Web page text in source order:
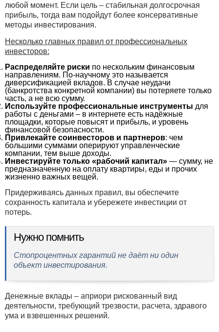
любой момент. Если цель – стабильная долгосрочная
прибыль, тогда вам подойдут более консервативные
методы инвестирования.
Несколько главных правил от профессиональных
инвесторов:
Распределяйте риски по нескольким финансовым
направлениям. По-научному это называется
диверсификацией вкладов. В случае неудачи
(банкротства конкретной компании) вы потеряете только
часть, а не всю сумму.
Используйте профессиональные инструменты для
работы с деньгами – в интернете есть надёжные
площадки, которые повысят и прибыль, и уровень
финансовой безопасности.
Привлекайте соинвесторов и партнеров: чем
большими суммами оперируют управленческие
компании, тем выше доходы.
Инвестируйте только «рабочий капитал» — сумму, не
предназначенную на оплату квартиры, еды и прочих
жизненно важных вещей.
Придерживаясь данных правил, вы обеспечите
сохранность капитала и убережете инвестиции от
потерь.
Нужно помнить
Стопроцентных гарантий не даёт ни один
объект инвестирования.
Денежные вклады – априори рискованный вид
деятельности, требующий трезвости, расчета, здравого
ума и взвешенных решений.